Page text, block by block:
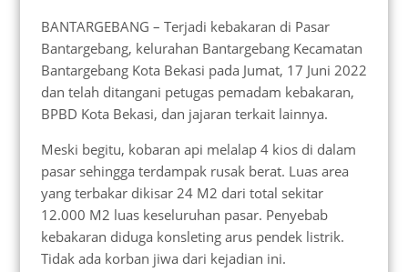
BANTARGEBANG – Terjadi kebakaran di Pasar
Bantargebang, kelurahan Bantargebang Kecamatan
Bantargebang Kota Bekasi pada Jumat, 17 Juni 2022
dan telah ditangani petugas pemadam kebakaran,
BPBD Kota Bekasi, dan jajaran terkait lainnya.
Meski begitu, kobaran api melalap 4 kios di dalam
pasar sehingga terdampak rusak berat. Luas area
yang terbakar dikisar 24 M2 dari total sekitar
12.000 M2 luas keseluruhan pasar. Penyebab
kebakaran diduga konsleting arus pendek listrik.
Tidak ada korban jiwa dari kejadian ini.